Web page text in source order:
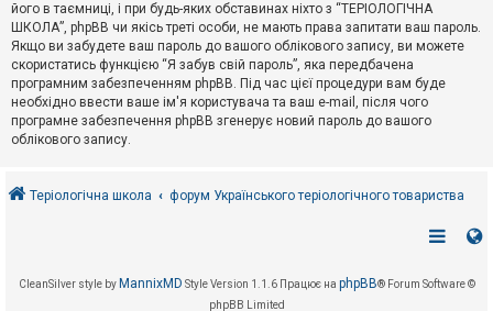
його в таємниці, і при будь-яких обставинах ніхто з “ТЕРІОЛОГІЧНА
ШКОЛА”, phpBB чи якісь треті особи, не мають права запитати ваш пароль.
Якщо ви забудете ваш пароль до вашого облікового запису, ви можете
скористатись функцією “Я забув свій пароль”, яка передбачена
програмним забезпеченням phpBB. Під час цієї процедури вам буде
необхідно ввести ваше ім'я користувача та ваш e-mail, після чого
програмне забезпечення phpBB згенерує новий пароль до вашого
облікового запису.
Теріологічна школа форум Українського теріологічного товариства
CleanSilver style by MannixMD Style Version 1.1.6 Працює на phpBB® Forum Software ©
phpBB Limited